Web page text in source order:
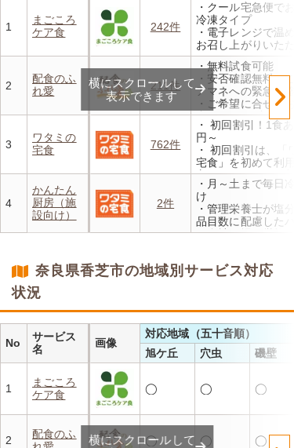
1
まごころ
ケア食
242件
・クール宅急便で
冷凍タイプ
・電子レンジで温
お召し上がりいただ
・メニューの組み
理栄養士にお任せ
・定期は通常価格
んと20％OFF！
2
配食のふ
れ愛
211件
・無料試食可能
・安否確認無料 ご
アマネへの緊急連絡
・ご希望に合せ、
食、アレルギーに無
・1回だけ、1食だ
もOK
3
ワタミの
宅食
762件
・ 初回割引！1食
円～
・ 初回割引は、「
宅食」を初めて利用
方、または6か月以
お休みされている
なります。※「好い
ず」「好い日の御
外
・日替わりの献立
らご利用可能
4
かんたん
厨房（施
設向け）
2件
・月～土まで毎日
け
・管理栄養士が塩
品目数に配慮した
・自社工場で厳格
減を実現！温める
横にスクロールして
表示できます
奈良県香芝市の地域別サービス対応
状況
No
サービス
名
画像
対応地域（五十音順）
旭ケ丘
穴虫 磯壁
1
まごころ
ケア食
◯ ◯ ◯
2
配食のふ
◯ ◯ ◯
横にスクロールして